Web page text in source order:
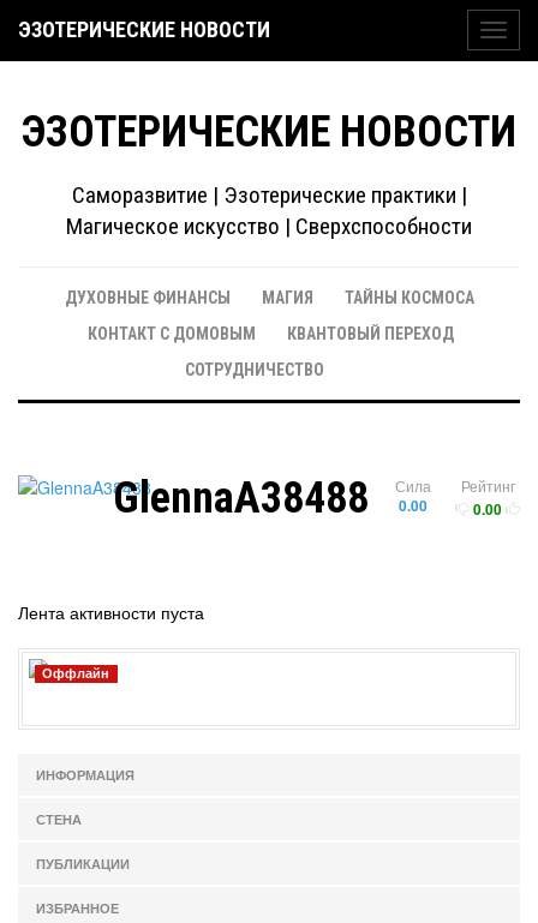
ЭЗОТЕРИЧЕСКИЕ НОВОСТИ
ЭЗОТЕРИЧЕСКИЕ НОВОСТИ
Саморазвитие | Эзотерические практики |
Магическое искусство | Сверхспособности
ДУХОВНЫЕ ФИНАНСЫ МАГИЯ
ТАЙНЫ КОСМОСА
КОНТАКТ С ДОМОВЫМ
КВАНТОВЫЙ ПЕРЕХОД
СОТРУДНИЧЕСТВО
Рейтинг
0.00
Сила
0.00
GlennaA38488
Лента активности пуста
Оффлайн
ИНФОРМАЦИЯ
СТЕНА
ПУБЛИКАЦИИ
ИЗБРАННОЕ